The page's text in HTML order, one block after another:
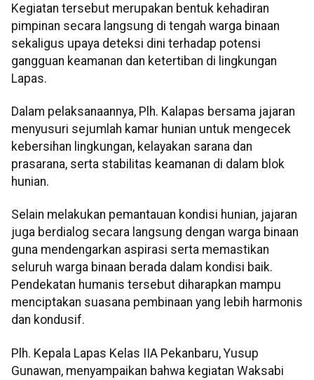
Kegiatan tersebut merupakan bentuk kehadiran
pimpinan secara langsung di tengah warga binaan
sekaligus upaya deteksi dini terhadap potensi
gangguan keamanan dan ketertiban di lingkungan
Lapas.
Dalam pelaksanaannya, Plh. Kalapas bersama jajaran
menyusuri sejumlah kamar hunian untuk mengecek
kebersihan lingkungan, kelayakan sarana dan
prasarana, serta stabilitas keamanan di dalam blok
hunian.
Selain melakukan pemantauan kondisi hunian, jajaran
juga berdialog secara langsung dengan warga binaan
guna mendengarkan aspirasi serta memastikan
seluruh warga binaan berada dalam kondisi baik.
Pendekatan humanis tersebut diharapkan mampu
menciptakan suasana pembinaan yang lebih harmonis
dan kondusif.
Plh. Kepala Lapas Kelas IIA Pekanbaru, Yusup
Gunawan, menyampaikan bahwa kegiatan Waksabi